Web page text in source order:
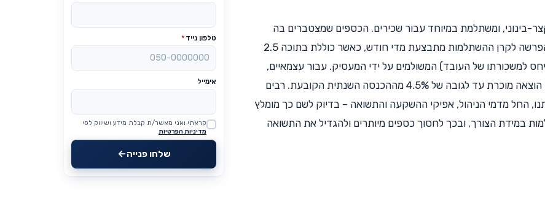
בינוני, ומשתלמת במיוחד עבור שכירים. הכספים שמצטברים בה
פטורים ממס רווחי הון וניתנים לפדיון לאחר 6 שנים. ההפרשה לקרן ההשתלמות מתבצעת מדי חודש, כאשר כוללת בתוכה 2.5
(בממוצע) ממשכורתו של העובד ועוד 7.5% (ביחס למשכורתו של העובד) המשולמים על ידי המעסיק. עבור עצמאיים,
מדובר באפיק חיסכון שמעניק הטבת מס לצורך קבלת הוצאה מוכרת עד לגובה של 4.5% מההכנסה השנתית הקובעת. רבים
החל מדמי הניהול, אפיקי ההשקעה והתשואה – בדיוק לשם כך מומלץ
במידת הצורך, ובכך לחסוך כספים מיותרים ולהגדיל את התשואה
טלפון נייד *
אימייל
Website
קראתי ואני מאשר/ת קבלת מידע ושיווק לפי
מדיניות הפרטיות
שלחו פנייה